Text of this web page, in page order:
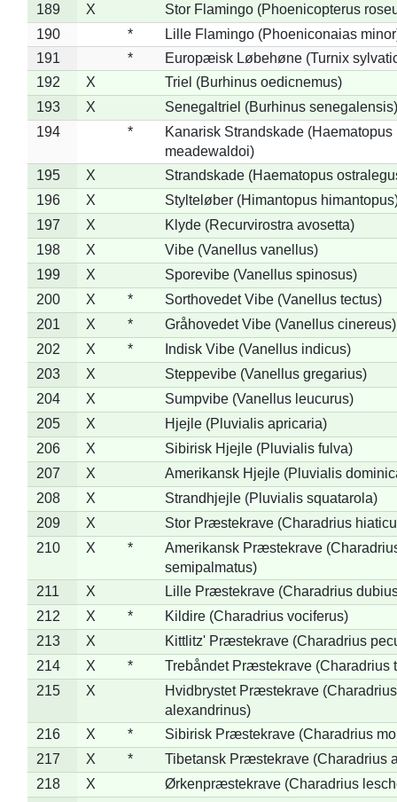
189
X
Stor Flamingo (Phoenicopterus
190
*
Lille Flamingo (Phoeniconaias
191
*
Europæisk Løbehøne (Turnix
192
X
Triel (Burhinus oedicnemus)
193
X
Senegaltriel (Burhinus senegalensis)
194
*
Kanarisk Strandskade (Haematopus
meadewaldoi)
195
X
Strandskade (Haematopus
196
X
Stylteløber (Himantopus
197
X
Klyde (Recurvirostra avosetta)
198
X
Vibe (Vanellus vanellus)
199
X
Sporevibe (Vanellus spinosus)
200
X *
Sorthovedet Vibe (Vanellus tectus)
201
X *
Gråhovedet Vibe (Vanellus cinereus)
202
X *
Indisk Vibe (Vanellus indicus)
203
X
Steppevibe (Vanellus gregarius)
204
X
Sumpvibe (Vanellus leucurus)
205
X
Hjejle (Pluvialis apricaria)
206
X
Sibirisk Hjejle (Pluvialis fulva)
207
X
Amerikansk Hjejle (Pluvialis
208
X
Strandhjejle (Pluvialis squatarola)
209
X
Stor Præstekrave (Charadrius
210
X *
Amerikansk Præstekrave
semipalmatus)
211
X
Lille Præstekrave (Charadrius
212
X *
Kildire (Charadrius vociferus)
213
X
Kittlitz' Præstekrave (Charadrius
214
X *
Trebåndet Præstekrave (Charadrius
215
X
Hvidbrystet Præstekrave (Charadrius
alexandrinus)
216
X *
Sibirisk Præstekrave (Charadrius
217
X *
Tibetansk Præstekrave (Charadrius
218
X
Ørkenpræstekrave (Charadrius